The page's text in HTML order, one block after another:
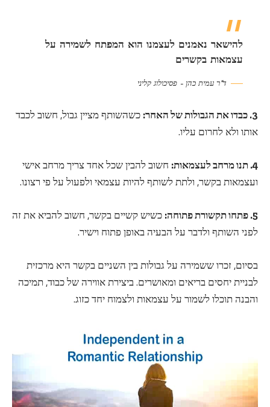
להישאר נאמנים לעצמנו הוא המפתח לשמירה על
עצמאות בקשרים
ד"ר עמית כהן – פסיכולוג קליני
3. כבדו את הגבולות של האחר:
כשהשותף מציין גבול, חשוב לכבד
אותו ולא לחרום עליו.
4. תנו מרחב לעצמאות:
חשוב להבין שכל אחד צריך מרחב אישי
ועצמאות בקשר, ולתת לשותף להיות עצמאי ולפעול על פי רצונו.
5. פתחו תקשורת פתוחה:
כשיש קשיים בקשר, חשוב להביא את זה
לפני השותף ולדבר על הבעיה באופן פתוח וישיר.
בסיום, זכרו ששמירה על גבולות בין השניים בקשר היא מרכזית
לבניית יחסים בריאים ומאושרים. ביצירת אווירה של כבוד, תמיכה
והבנה תוכלו לשמור על עצמאות ולצמוח יחד כזוג.